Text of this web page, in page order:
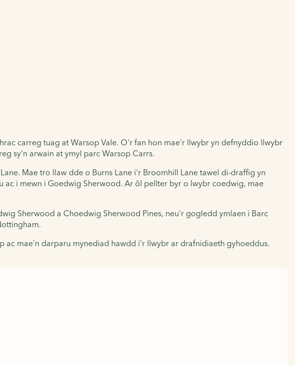
carreg tuag at Warsop Vale. O'r fan hon mae'r llwybr yn defnyddio llwybr
sy'n arwain at ymyl parc Warsop Carrs.
Mae tro llaw dde o Burns Lane i'r Broomhill Lane tawel di-draffig yn
i mewn i Goedwig Sherwood. Ar ôl pellter byr o lwybr coedwig, mae
Sherwood a Choedwig Sherwood Pines, neu'r gogledd ymlaen i Barc
ac mae'n darparu mynediad hawdd i'r llwybr ar drafnidiaeth gyhoeddus.